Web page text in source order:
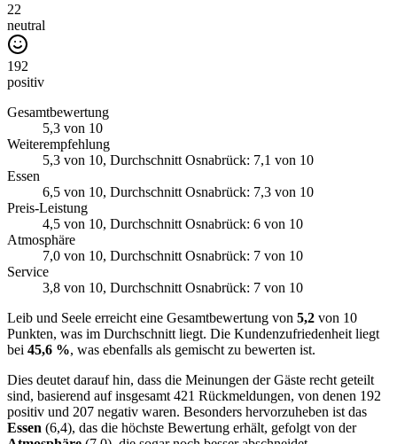
22
neutral
192
positiv
Gesamtbewertung
5,3 von 10
Weiterempfehlung
5,3 von 10, Durchschnitt Osnabrück: 7,1 von 10
Essen
6,5 von 10, Durchschnitt Osnabrück: 7,3 von 10
Preis-Leistung
4,5 von 10, Durchschnitt Osnabrück: 6 von 10
Atmosphäre
7,0 von 10, Durchschnitt Osnabrück: 7 von 10
Service
3,8 von 10, Durchschnitt Osnabrück: 7 von 10
Leib und Seele erreicht eine Gesamtbewertung von 5,2 von 10
Punkten, was im Durchschnitt liegt. Die Kundenzufriedenheit liegt
bei 45,6 %, was ebenfalls als gemischt zu bewerten ist.
Dies deutet darauf hin, dass die Meinungen der Gäste recht geteilt
sind, basierend auf insgesamt 421 Rückmeldungen, von denen 192
positiv und 207 negativ waren. Besonders hervorzuheben ist das
Essen (6,4), das die höchste Bewertung erhält, gefolgt von der